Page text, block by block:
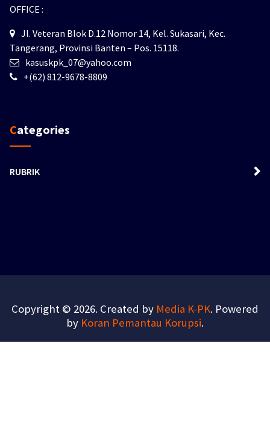
OFFICE :
Jl. Veteran Blok D.12 Nomor 14, Kel. Sukasari, Kec.
Tangerang, Provinsi Banten – Pos. 15118.
kasuskpk_07@yahoo.com
+(62) 812-9678-8809
Categories
RUBRIK
Copyright © 2026. Created by Media K-PK. Powered
by Koran Pemantau Korupsi.